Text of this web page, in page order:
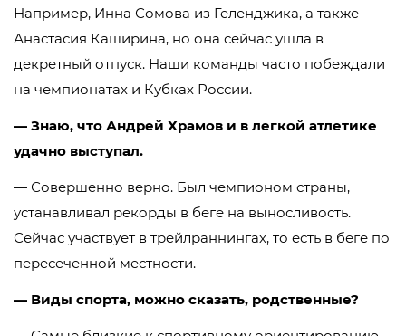
Например, Инна Сомова из Геленджика, а также
Анастасия Каширина, но она сейчас ушла в
декретный отпуск. Наши команды часто побеждали
на чемпионатах и Кубках России.
— Знаю, что Андрей Храмов и в легкой атлетике
удачно выступал.
— Совершенно верно. Был чемпионом страны,
устанавливал рекорды в беге на выносливость.
Сейчас участвует в трейлраннингах, то есть в беге по
пересеченной местности.
— Виды спорта, можно сказать, родственные?